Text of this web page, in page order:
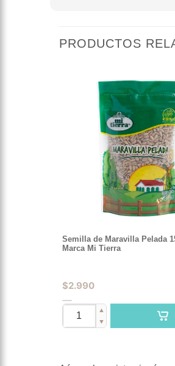
PRODUCTOS
Semilla de Maravilla Pelada
Marca Mi Tierra
$2.990
▲
▼